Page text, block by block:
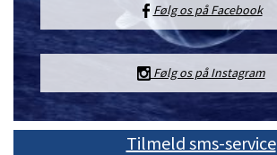
Følg os på Facebook
Følg os på Instagram
Tilmeld sms-service